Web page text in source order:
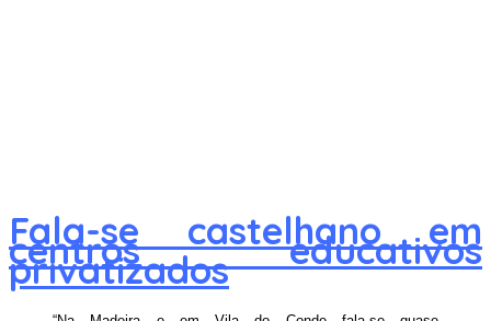
Fala-se castelhano em
centros educativos
privatizados